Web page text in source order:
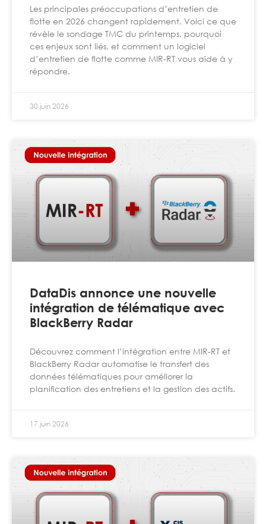
Les principales préoccupations d’entretien de
flotte en 2026 changent rapidement. Voici ce que
révèle le sondage TMC du printemps, pourquoi
ces enjeux sont liés, et comment un logiciel
d’entretien de flotte comme MIR-RT vous aide à y
répondre.
30 juin 2026
DataDis annonce une nouvelle
intégration de télématique avec
BlackBerry Radar
Découvrez comment l’intégration entre MIR-RT et
BlackBerry Radar automatise le transfert des
données télématiques pour améliorer la
planification des entretiens et la gestion des actifs.
17 juin 2026